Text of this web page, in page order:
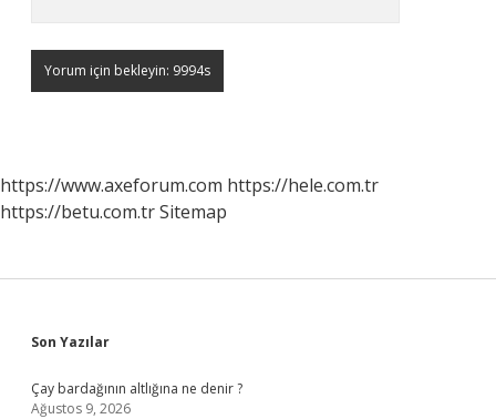
https://www.axeforum.com https://hele.com.tr
https://betu.com.trSitemap
Sidebar
Son Yazılar
Çay bardağının altlığına ne denir ?
Ağustos 9, 2026